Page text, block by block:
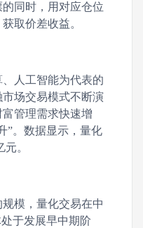
同时，用对应仓位
取价差收益。
人工智能为代表的
场交易模式不断演
管理需求快速增
”。数据显示，量化
。
模，量化交易在中
于发展早中期阶